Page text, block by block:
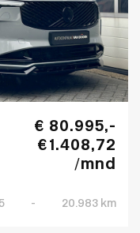
€ 80.995,-
€ 1.408,72
/mnd
- 20.983 km